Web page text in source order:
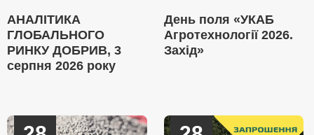
АНАЛІТИКА
ГЛОБАЛЬНОГО
РИНКУ ДОБРИВ, 3
серпня 2026 року
День поля «УКАБ
Агротехнології 2026.
Захід»